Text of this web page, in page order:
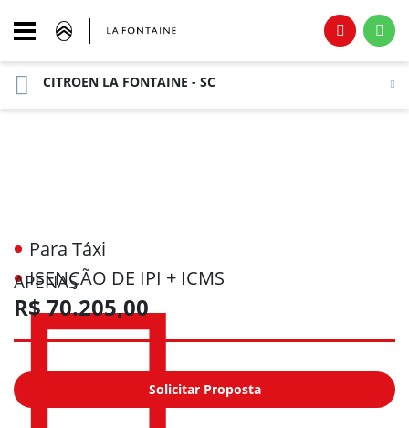
CITROEN LA FONTAINE - SC
APENAS
R$ 70.205,00
Para Táxi
ISENÇÃO DE IPI + ICMS
Solicitar Proposta